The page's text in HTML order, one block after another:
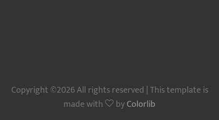
Copyright ©2026 All rights reserved | This template is
made with
byColorlib